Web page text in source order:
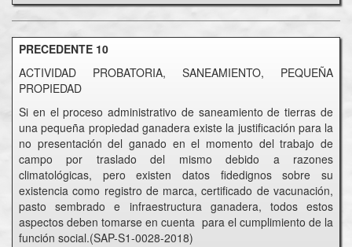
PRECEDENTE 10
ACTIVIDAD PROBATORIA, SANEAMIENTO, PEQUEÑA
PROPIEDAD
Si en el proceso administrativo de saneamiento de tierras de
una pequeña propiedad ganadera existe la justificación para la
no presentación del ganado en el momento del trabajo de
campo por traslado del mismo debido a razones
climatológicas, pero existen datos fidedignos sobre su
existencia como registro de marca, certificado de vacunación,
pasto sembrado e infraestructura ganadera, todos estos
aspectos deben tomarse en cuenta para el cumplimiento de la
función social.(SAP-S1-0028-2018)